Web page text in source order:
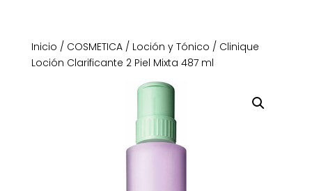
Inicio / COSMETICA/ Loción y Tónico / Clinique
Loción Clarificante 2 Piel Mixta 487 ml